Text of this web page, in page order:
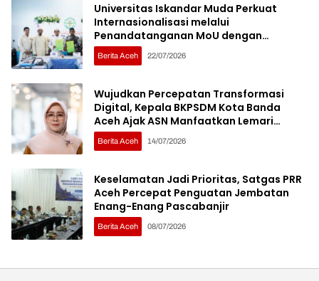
Universitas Iskandar Muda Perkuat
Internasionalisasi melalui
Penandatanganan MoU dengan
Sembilan Institusi Pendidikan Thailand
Selatan
Berita Aceh 22/07/2026
Wujudkan Percepatan Transformasi
Digital, Kepala BKPSDM Kota Banda
Aceh Ajak ASN Manfaatkan Lemari
Digital
Berita Aceh 14/07/2026
Keselamatan Jadi Prioritas, Satgas PRR
Aceh Percepat Penguatan Jembatan
Enang-Enang Pascabanjir
Berita Aceh 08/07/2026